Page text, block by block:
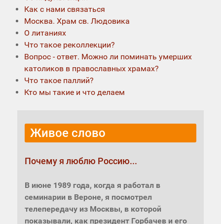
Как с нами связаться
Москва. Храм св. Людовика
О литаниях
Что такое реколлекции?
Вопрос - ответ. Можно ли поминать умерших
католиков в православных храмах?
Что такое паллий?
Кто мы такие и что делаем
Живое слово
Почему я люблю Россию...
В июне 1989 года, когда я работал в
семинарии в Вероне, я посмотрел
телепередачу из Москвы, в которой
показывали, как президент Горбачев и его